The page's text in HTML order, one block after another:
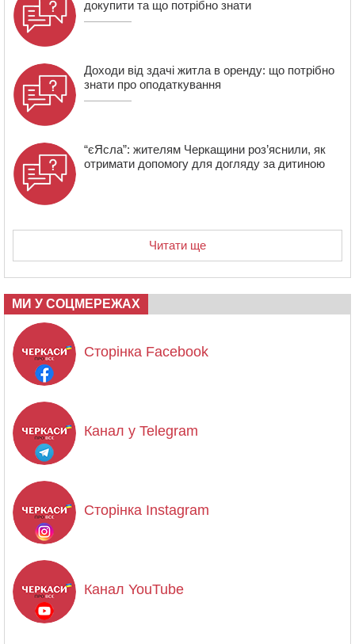
докупити та що потрібно знати
Доходи від здачі житла в оренду: що потрібно
знати про оподаткування
“єЯсла”: жителям Черкащини роз’яснили, як
отримати допомогу для догляду за дитиною
Читати ще
МИ У СОЦМЕРЕЖАХ
Сторінка Facebook
Канал у Telegram
Сторінка Instagram
Канал YouTube